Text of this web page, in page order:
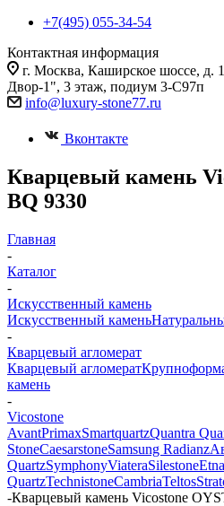
+7(495) 055-34-54
Контактная информация
г. Москва, Каширское шоссе,
Двор-1", 3 этаж, подиум 3-С97п
info@luxury-stone77.ru
Вконтакте
Кварцевый камень
BQ 9330
Главная
-
Каталог
-
Искусственный камень
Искусственный камень
-
Кварцевый агломерат
Кварцевый агломерат
камень
-
Vicostone
AvantPrimaxSmartquartzQuantra
StoneCaesarstoneSamsung Radianz
QuartzSymphonyViateraSilestoneEtna
QuartzTechnistoneCambriaTeltos
-Кварцевый камень Vicostone